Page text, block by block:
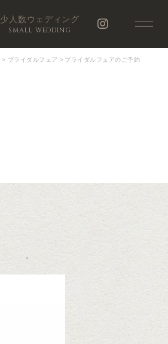
少人数ウェディング
SMALL WEDDING
> ブライダルフェア > ブライダルフェアのご予約